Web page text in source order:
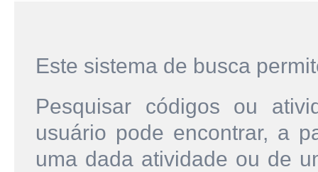
Este sistema de busca
Pesquisar códigos ou
usuário pode encontrar, a
uma dada atividade ou de